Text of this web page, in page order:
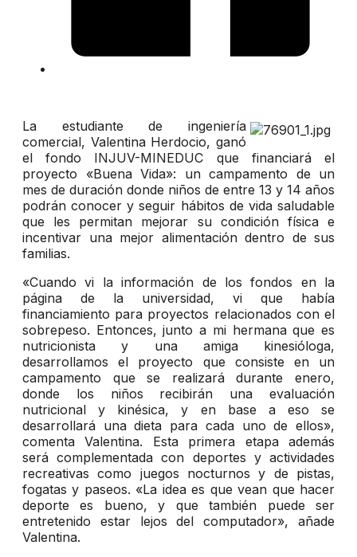
La estudiante de ingeniería
comercial, Valentina Herdocio, ganó
el fondo INJUV-MINEDUC que financiará el
proyecto «Buena Vida»: un campamento de un
mes de duración donde niños de entre 13 y 14 años
podrán conocer y seguir hábitos de vida saludable
que les permitan mejorar su condición física e
incentivar una mejor alimentación dentro de sus
familias.
«Cuando vi la información de los fondos en la
página de la universidad, vi que había
financiamiento para proyectos relacionados con el
sobrepeso. Entonces, junto a mi hermana que es
nutricionista y una amiga kinesióloga,
desarrollamos el proyecto que consiste en un
campamento que se realizará durante enero,
donde los niños recibirán una evaluación
nutricional y kinésica, y en base a eso se
desarrollará una dieta para cada uno de ellos»,
comenta Valentina. Esta primera etapa además
será complementada con deportes y actividades
recreativas como juegos nocturnos y de pistas,
fogatas y paseos. «La idea es que vean que hacer
deporte es bueno, y que también puede ser
entretenido estar lejos del computador», añade
Valentina.